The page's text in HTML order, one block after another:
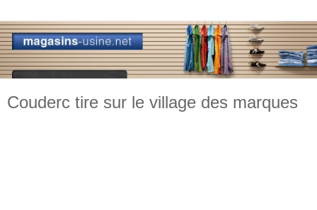
Couderc tire sur le village des marques